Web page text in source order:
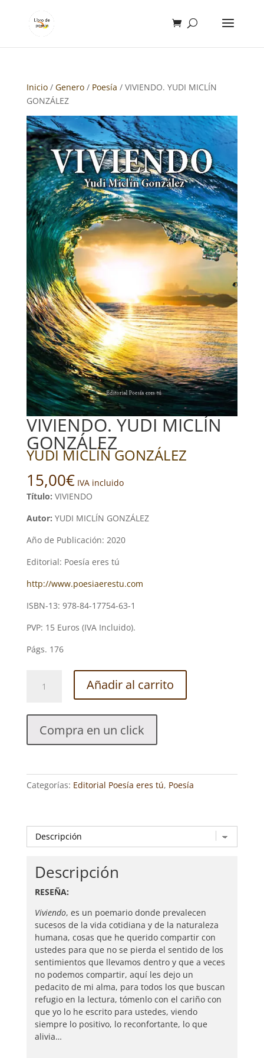
Inicio/ Genero/ Poesía / VIVIENDO. YUDI MICLÍN
GONZÁLEZ
VIVIENDO. YUDI MICLÍN
GONZÁLEZ
YUDI MICLÍN GONZÁLEZ
15,00€ IVA incluido
Título: VIVIENDO
Autor: YUDI MICLÍN GONZÁLEZ
Año de Publicación: 2020
Editorial: Poesía eres tú
http://www.poesiaerestu.com
ISBN-13: 978-84-17754-63-1
PVP: 15 Euros (IVA Incluido).
Págs. 176
YUDI
GONZÁLEZ
cantidad
Añadir al carrito
Compra en un click
Categorías: Editorial Poesía eres tú, Poesía
Descripción
RESEÑA:
Viviendo, es un poemario donde prevalecen
sucesos de la vida cotidiana y de la naturaleza
humana, cosas que he querido compartir con
ustedes para que no se pierda el sentido de los
sentimientos que llevamos dentro y que a veces
no podemos compartir, aquí les dejo un
pedacito de mi alma, para todos los que buscan
refugio en la lectura, tómenlo con el cariño con
que yo lo he escrito para ustedes, viendo
siempre lo positivo, lo reconfortante, lo que
alivia…